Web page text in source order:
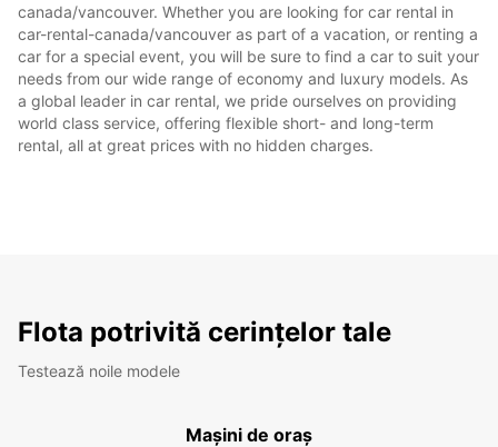
canada/vancouver. Whether you are looking for car rental in
car-rental-canada/vancouver as part of a vacation, or renting a
car for a special event, you will be sure to find a car to suit your
needs from our wide range of economy and luxury models. As
a global leader in car rental, we pride ourselves on providing
world class service, offering flexible short- and long-term
rental, all at great prices with no hidden charges.
Flota potrivită cerințelor tale
Testează noile modele
Mașini de oraș